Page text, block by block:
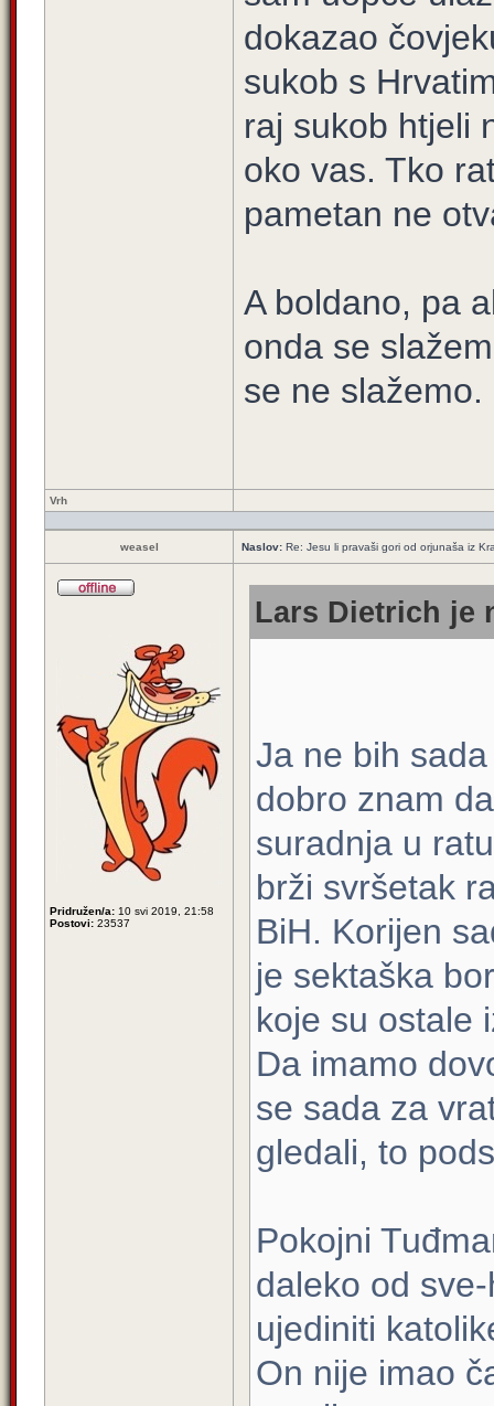
dokazao
sukob s
raj sukob htjeli
oko vas. Tko
pametan ne
A boldano, pa
onda se
se ne slažemo.
Vrh
weasel Naslov: Re: Jesu li pravaši gori od orjunaša iz
Pridružen/a: 10 svi 2019, 21:58
Postovi: 23537
Lars Dietrich je
Ja ne bih
dobro znam
suradnja u
brži svršetak
BiH. Korijen
je sektaška
koje su ostale
Da imamo
se sada za
gledali, to
Pokojni
daleko od
ujediniti
On nije imao